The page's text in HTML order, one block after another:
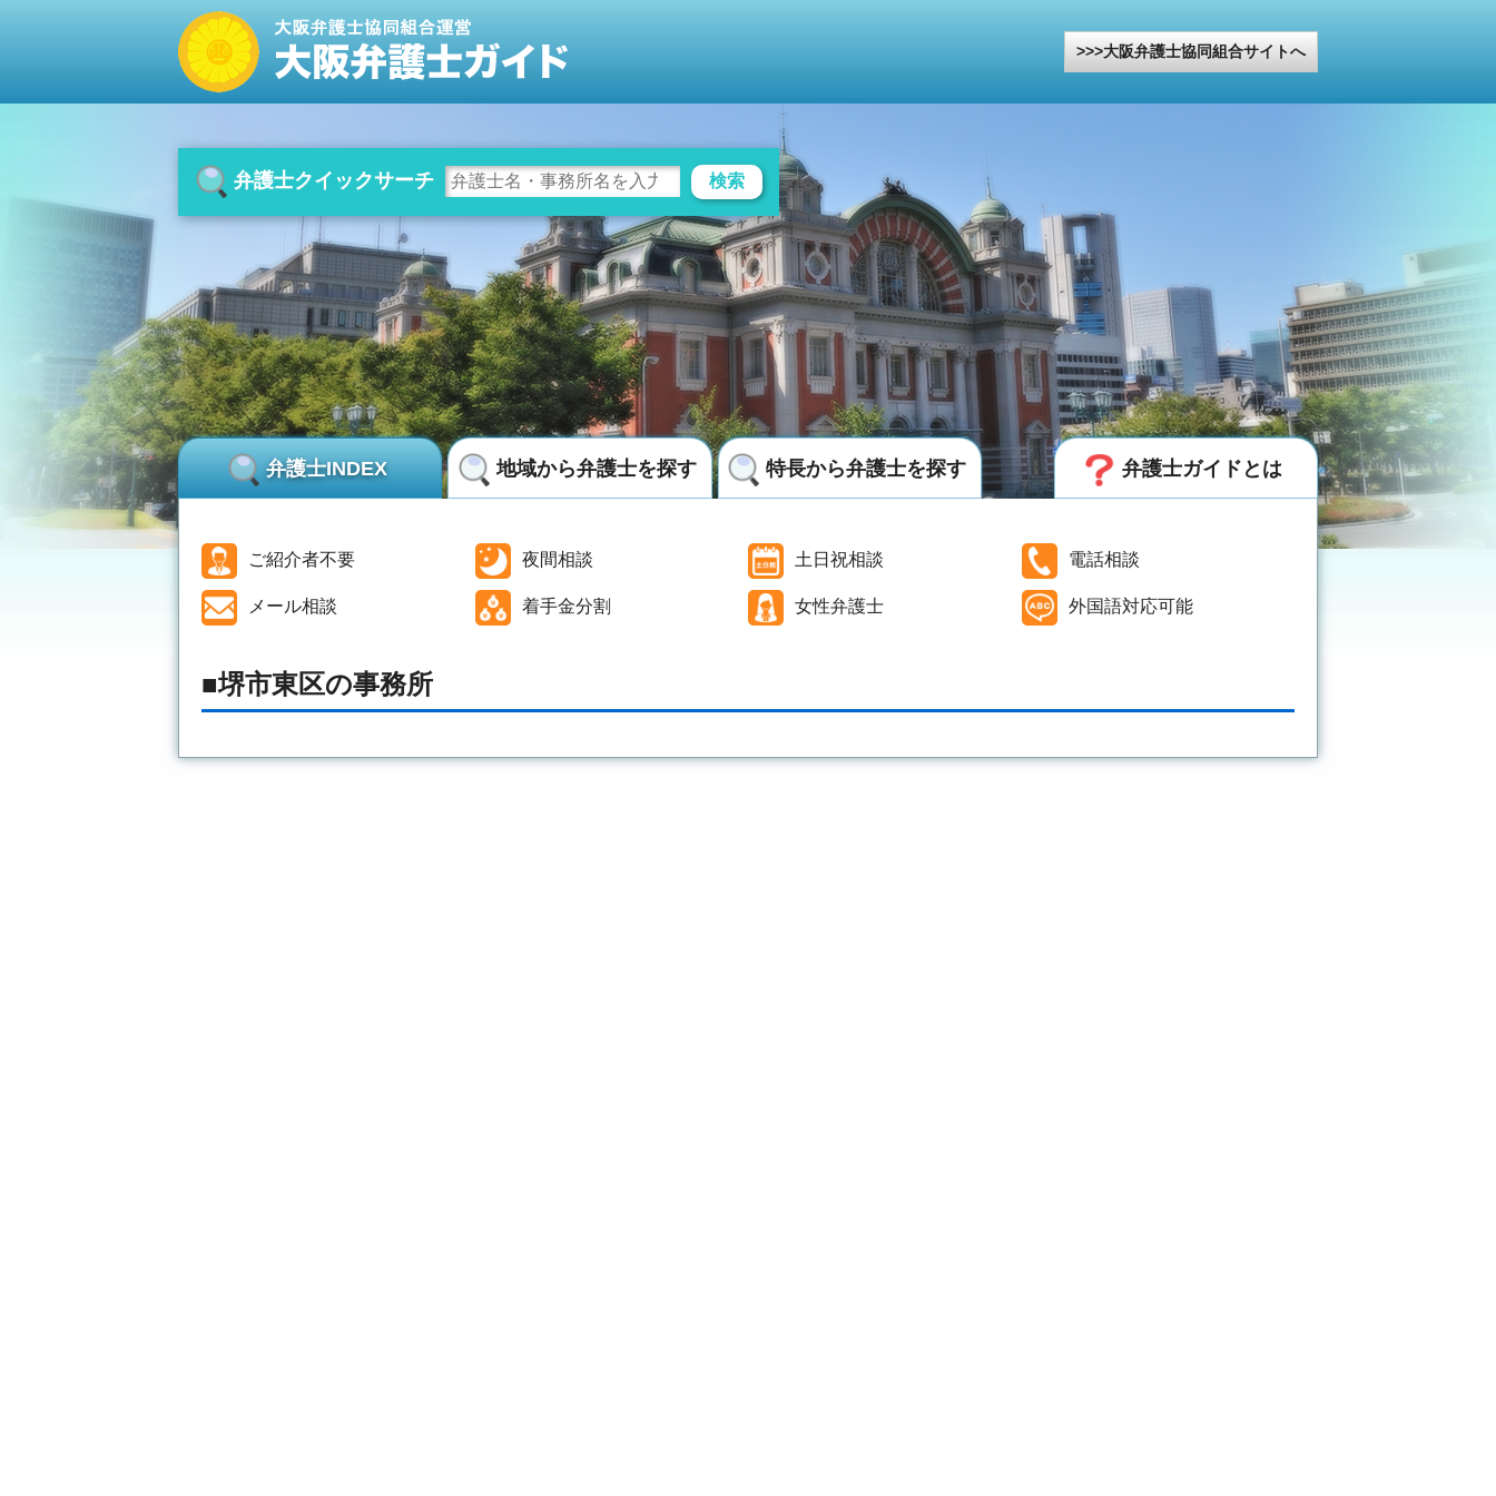
大阪弁護士協同組合サイトへ
弁護士クイックサーチ 検索
弁護士INDEX 地域から弁護士を探す 特長から弁護士を探す 弁護士ガイドとは
ご紹介者不要 夜間相談 土日祝相談 電話相談
メール相談 着手金分割 女性弁護士 外国語対応可能
堺市東区の事務所